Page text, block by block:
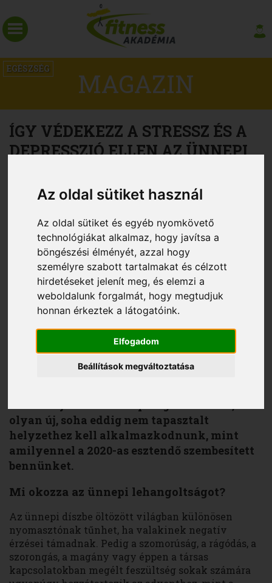
Az oldal sütiket használ
Az oldal sütiket és egyéb nyomkövető
technológiákat alkalmaz, hogy javítsa a
böngészési élményét, azzal hogy
személyre szabott tartalmakat és célzott
hirdetéseket jelenít meg, és elemzi a
weboldalunk forgalmát, hogy megtudjuk
honnan érkeztek a látogatóink.
Elfogadom
Beállítások megváltoztatása
EGÉSZSÉG MAGAZIN
ÍGY VÉDEKEZZ A STRESSZ ÉS A
DEPRESSZIÓ ELLEN AZ ÜNNEPI
2020. december 14.
A december a karácsonyra való
készülődésről, az ünneplésről, az év
olyan új, soha eddig nem tapasztalt
helyzethez kell alkalmazkodnunk, mint
amilyennel a 2020-as esztendő szembesített
bennünket.
Mi okozza az ünnepi lehangoltságot?
Az ünnepi díszbe öltözött világban különösen
nyomasztónak tűnhet, ha valakinek negatív
érzései támadnak. Pedig a szomorúság, a rágódás, a
szorongás, a magány vagy éppen a társas
kapcsolatokban megélt feszültség sokak számára